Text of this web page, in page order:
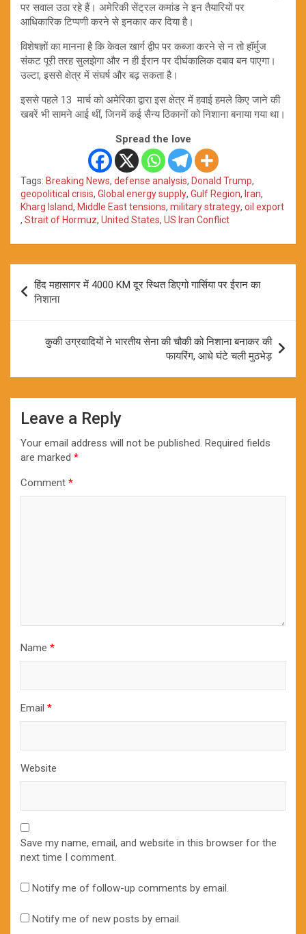
पर सवाल उठा रहे हैं। अमेरिकी सेंट्रल कमांड ने इन तैयारियों पर
आधिकारिक टिप्पणी करने से इनकार कर दिया है।
विशेषज्ञों का मानना है कि केवल खार्ग द्वीप पर कब्जा करने से न तो हॉर्मुज
संकट पूरी तरह सुलझेगा और न ही ईरान पर दीर्घकालिक दबाव बन पाएगा।
उल्टा, इससे क्षेत्र में संघर्ष और बढ़ सकता है।
इससे पहले 13 मार्च को अमेरिका द्वारा इस क्षेत्र में हवाई हमले किए जाने की
खबरें भी सामने आई थीं, जिनमें कई सैन्य ठिकानों को निशाना बनाया गया था।
Spread the love
Tags: Breaking News, defense analysis, Donald Trump,
geopolitical crisis, Global energy supply, Gulf Region, Iran,
Kharg Island, Middle East tensions, military strategy, oil export
, Strait of Hormuz, United States, US Iran Conflict
navigation
हिंद महासागर में 4000 KM दूर स्थित डिएगो गार्सिया पर ईरान का
निशाना
कुकी उग्रवादियों ने भारतीय सेना की चौकी को निशाना बनाकर की
फायरिंग, आधे घंटे चली मुठभेड़
Leave a Reply
Your email address will not be published. Required fields
are marked *
Comment *
Name *
Email *
Website
Save my name, email, and website in this browser for the
next time I comment.
Notify me of follow-up comments by email.
Notify me of new posts by email.